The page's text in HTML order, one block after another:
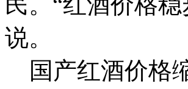
说。
国产红酒价格